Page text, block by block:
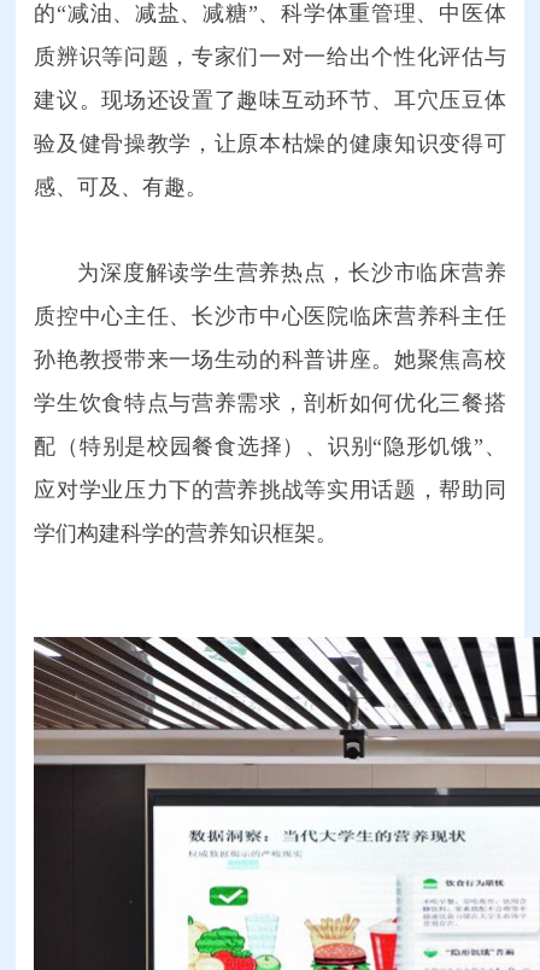
的“减油、减盐、减糖”、科学体重管理、中医体
质辨识等问题，专家们一对一给出个性化评估与
建议。现场还设置了趣味互动环节、耳穴压豆体
验及健骨操教学，让原本枯燥的健康知识变得可
感、可及、有趣。
为深度解读学生营养热点，长沙市临床营养
质控中心主任、长沙市中心医院临床营养科主任
孙艳教授带来一场生动的科普讲座。她聚焦高校
学生饮食特点与营养需求，剖析如何优化三餐搭
配（特别是校园餐食选择）、识别“隐形饥饿”、
应对学业压力下的营养挑战等实用话题，帮助同
学们构建科学的营养知识框架。